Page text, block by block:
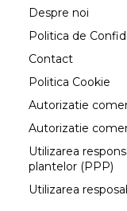
Despre noi
Politica de
Contact
Politica Cookie
Autorizatie
Autorizatie
Utilizarea
plantelor (PPP)
Utilizarea